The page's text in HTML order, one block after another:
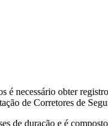
é necessário obter
de Corretores de
de duração e é